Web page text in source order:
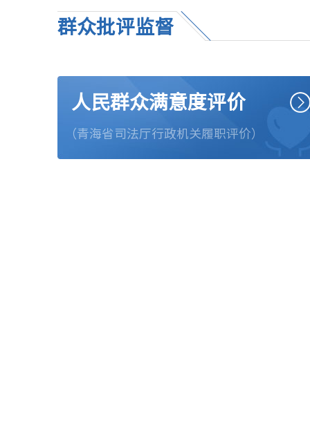
群众批评监督
人民群众满意度评价
（青海省司法厅行政机关履职评价）